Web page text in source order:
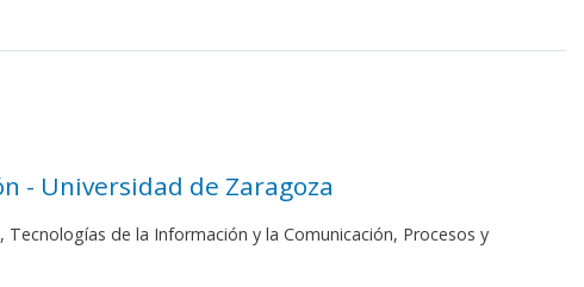
- Universidad de Zaragoza
de la Información y la Comunicación, Procesos y